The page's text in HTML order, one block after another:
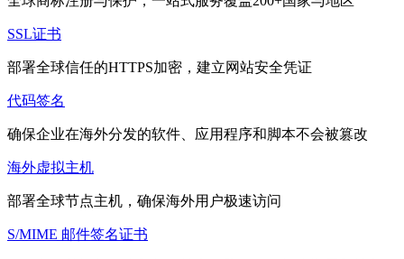
SSL证书
部署全球信任的HTTPS加密，建立网站安全凭证
代码签名
确保企业在海外分发的软件、应用程序和脚本不会被篡改
海外虚拟主机
部署全球节点主机，确保海外用户极速访问
S/MIME 邮件签名证书